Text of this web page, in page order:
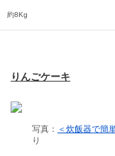
約8Kg
りんごケーキ
写真： ＜炊飯器で簡
り